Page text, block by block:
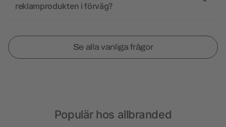
reklamprodukten i förväg?
Se alla vanliga frågor
Populär hos allbranded